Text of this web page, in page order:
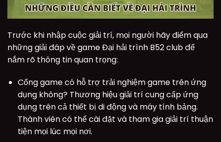
Trước khi nhập cuộc giải trí, mọi người hãy điểm qua
những giải đáp về game Đại hải trình B52 club để
nắm rõ thông tin quan trọng:
Cổng game có hỗ trợ trải nghiệm game trên ứng
dụng không? Thương hiệu giải trí cung cấp ứng
dụng trên cả thiết bị di động và máy tính bảng.
Thành viên có thể cài đặt và tham gia giải trí thuận
tiện mọi lúc mọi nơi.